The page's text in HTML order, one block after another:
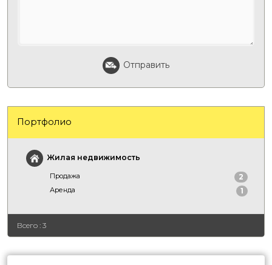
Отправить
Портфолио
Жилая недвижимость
Продажа 2
Аренда 1
Всего : 3